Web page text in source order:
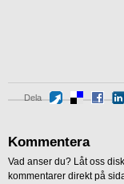
Dela
Kommentera
Vad anser du? Låt oss
kommentarer direkt på